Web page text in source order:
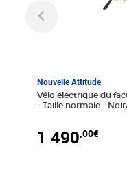
Nouvelle Attitude
Vélo électrique du
- Taille normale -
1 490,00€